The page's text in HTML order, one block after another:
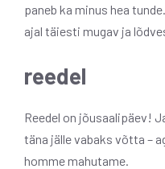
paneb ka minus hea
ajal täiesti mugav ja
reedel
Reedel on jõusaalipäev!
täna jälle vabaks võtta –
homme mahutame.